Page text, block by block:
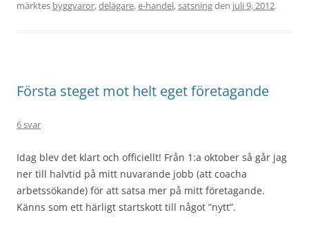
märktes byggvaror,delägare,e-handel,satsningden juli 9, 2012.
Första steget mot helt eget företagande
6 svar
Idag blev det klart och officiellt! Från 1:a oktober så går jag
ner till halvtid på mitt nuvarande jobb (att coacha
arbetssökande) för att satsa mer på mitt företagande.
Känns som ett härligt startskott till något ”nytt”.